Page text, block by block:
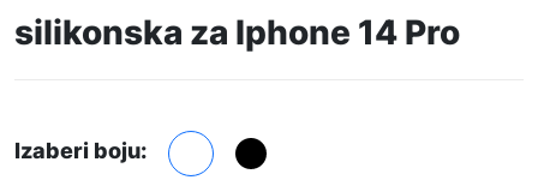
silikonska za Iphone 14 Pro
Izaberi boju: